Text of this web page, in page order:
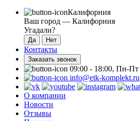
Калифорния
Ваш город — Калифорния
Угадали?
Контакты
Заказать звонок
09:00 - 18:00, Пн-Пт
info@etk-komplekt.ru
О компании
Новости
Отзывы